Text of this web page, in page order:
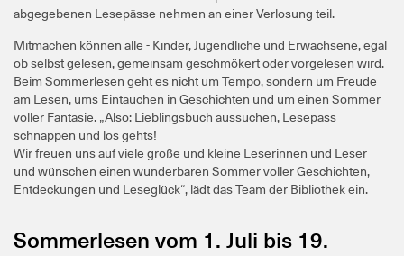
abgegebenen Lesepässe nehmen an einer Verlosung teil.
Mitmachen können alle - Kinder, Jugendliche und Erwachsene, egal
ob selbst gelesen, gemeinsam geschmökert oder vorgelesen wird.
Beim Sommerlesen geht es nicht um Tempo, sondern um Freude
am Lesen, ums Eintauchen in Geschichten und um einen Sommer
voller Fantasie. „Also: Lieblingsbuch aussuchen, Lesepass
schnappen und los gehts!
Wir freuen uns auf viele große und kleine Leserinnen und Leser
und wünschen einen wunderbaren Sommer voller Geschichten,
Entdeckungen und Leseglück“, lädt das Team der Bibliothek ein.
Sommerlesen vom 1. Juli bis 19.